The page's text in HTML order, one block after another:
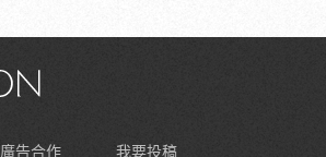
廣告合作 我要投稿